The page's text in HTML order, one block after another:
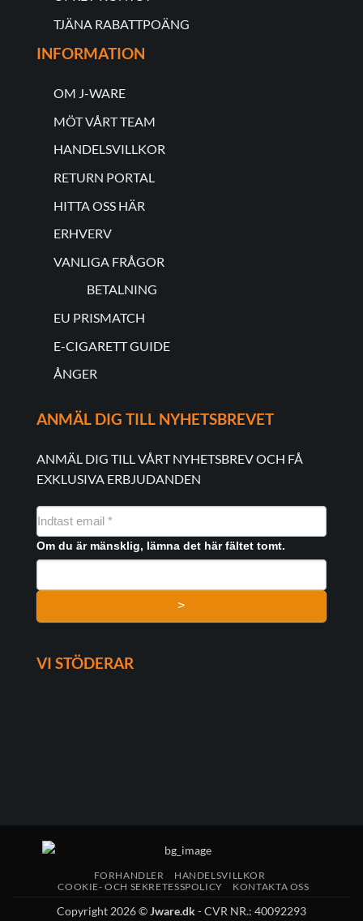
TJÄNA RABATTPOÄNG
INFORMATION
OM J-WARE
MÖT VÅRT TEAM
HANDELSVILLKOR
RETURN PORTAL
HITTA OSS HÄR
ERHVERV
VANLIGA FRÅGOR
BETALNING
EU PRISMATCH
E-CIGARETT GUIDE
ÅNGER
ANMÄL DIG TILL NYHETSBREVET
ANMÄL DIG TILL VÅRT NYHETSBREV OCH FÅ
EXKLUSIVA ERBJUDANDEN
NYHEDSMAIL
FORMULAR
Om du är mänsklig, lämna det här fältet tomt.
>
VI STÖDERAR
FORHANDLER
HANDELSVILLKOR
COOKIE- OCH SEKRETESSPOLICY
KONTAKTA OSS
Copyright 2026 ©Jware.dk- CVR NR.: 40092293